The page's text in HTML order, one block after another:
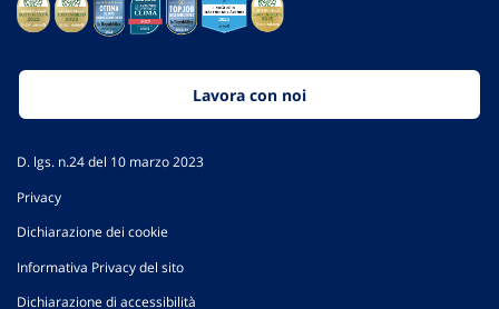
Lavora con noi
D. lgs. n.24 del 10 marzo 2023
Privacy
Dichiarazione dei cookie
Informativa Privacy del sito
Dichiarazione di accessibilità